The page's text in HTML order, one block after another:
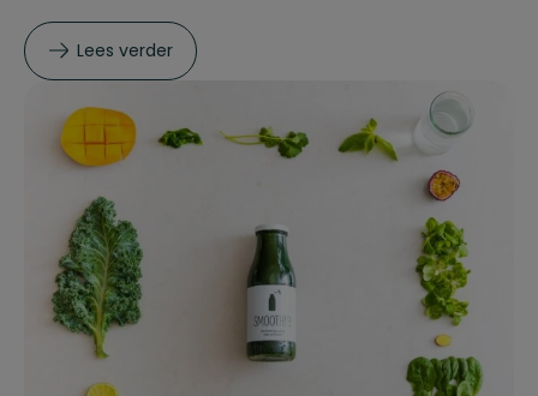
Lees verder